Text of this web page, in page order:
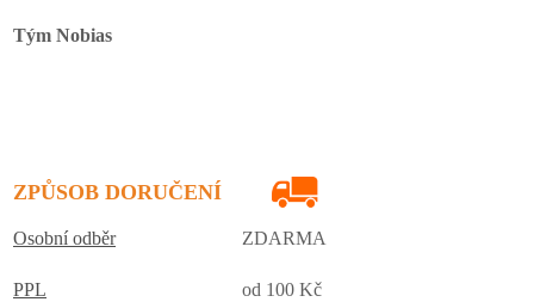
Tým Nobias
ZPŮSOB DORUČENÍ
Osobní odběr ZDARMA
PPL od 100 Kč